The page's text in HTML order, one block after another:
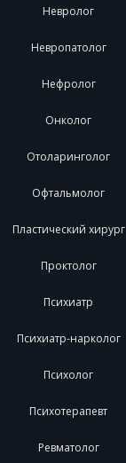
Невролог
Невропатолог
Нефролог
Онколог
Отоларинголог
Офтальмолог
Пластический хирург
Проктолог
Психиатр
Психиатр-нарколог
Психолог
Психотерапевт
Ревматолог